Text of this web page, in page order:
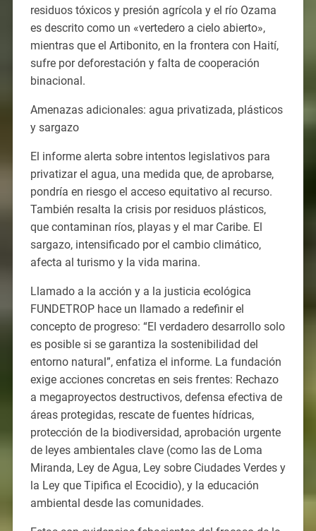
residuos tóxicos y presión agrícola y el río Ozama
es descrito como un «vertedero a cielo abierto»,
mientras que el Artibonito, en la frontera con Haití,
sufre por deforestación y falta de cooperación
binacional.
Amenazas adicionales: agua privatizada, plásticos
y sargazo
El informe alerta sobre intentos legislativos para
privatizar el agua, una medida que, de aprobarse,
pondría en riesgo el acceso equitativo al recurso.
También resalta la crisis por residuos plásticos,
que contaminan ríos, playas y el mar Caribe. El
sargazo, intensificado por el cambio climático,
afecta al turismo y la vida marina.
Llamado a la acción y a la justicia ecológica
FUNDETROP hace un llamado a redefinir el
concepto de progreso: “El verdadero desarrollo solo
es posible si se garantiza la sostenibilidad del
entorno natural”, enfatiza el informe. La fundación
exige acciones concretas en seis frentes: Rechazo
a megaproyectos destructivos, defensa efectiva de
áreas protegidas, rescate de fuentes hídricas,
protección de la biodiversidad, aprobación urgente
de leyes ambientales clave (como las de Loma
Miranda, Ley de Agua, Ley sobre Ciudades Verdes y
la Ley que Tipifica el Ecocidio), y la educación
ambiental desde las comunidades.